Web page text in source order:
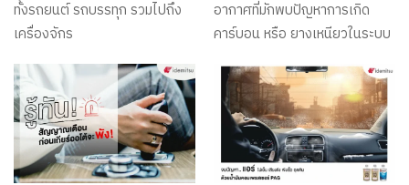
ทั้งรถยนต์ รถบรรทุก รวมไปถึง
เครื่องจักร
อากาศที่มักพบปัญหาการเกิด
คาร์บอน หรือ ยางเหนียวในระบบ